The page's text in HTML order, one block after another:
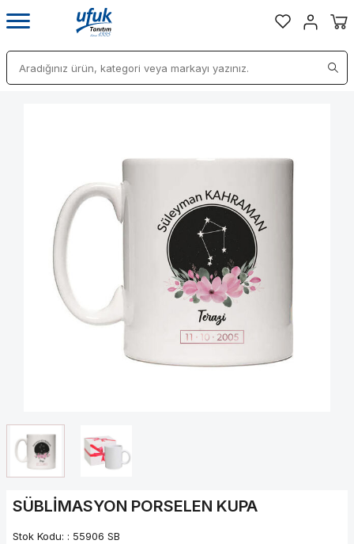
SÜBLİMASYON PORSELEN KUPA
Stok Kodu: : 55906 SB